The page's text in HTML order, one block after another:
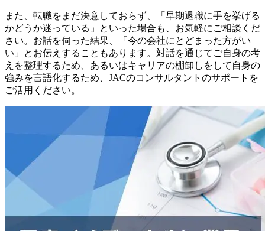
また、転職をまだ決意しておらず、「早期退職に手を挙げる
かどうか迷っている」といった場合も、お気軽にご相談くだ
さい。お話を伺った結果、「今の会社にとどまった方がい
い」とお伝えすることもあります。対話を通じてご自身の考
えを整理するため、あるいはキャリアの棚卸しをして自身の
強みを言語化するため、JACのコンサルタントのサポートを
ご活用ください。